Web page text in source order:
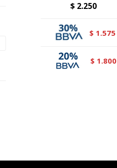
$ 2.250
$ 1.575
$ 1.800